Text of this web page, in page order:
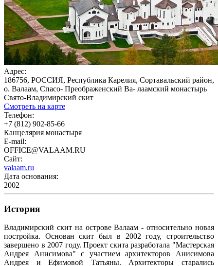
Адрес:
186756, РОССИЯ, Республика Карелия, Сортавальский район,
о. Валаам, Спасо- Преображенский Ва- лаамский монастырь
Свято-Владимирский скит
Смотреть на карте
Телефон:
+7 (812) 902-85-66
Канцелярия монастыря
E-mail:
OFFICE@VALAAM.RU
Сайт:
valaam.ru
Дата основания:
2002
История
Владимирский скит на острове Валаам - относительно новая
постройка. Основан скит был в 2002 году, строительство
завершено в 2007 году. Проект скита разработала "Мастерская
Андрея Анисимова" с участием архитекторов Анисимова
Андрея и Ефимовой Татьяны. Архитекторы старались